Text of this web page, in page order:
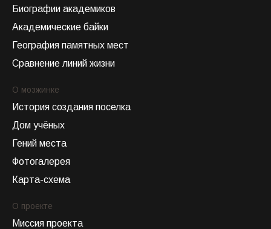
О проекте
Миссия проекта
Карта-схема
Фотогалерея
Гений места
Дом учёных
История создания поселка
О мозжинке
Сравнение линий жизни
Биографии академиков
География памятных мест
Академические байки